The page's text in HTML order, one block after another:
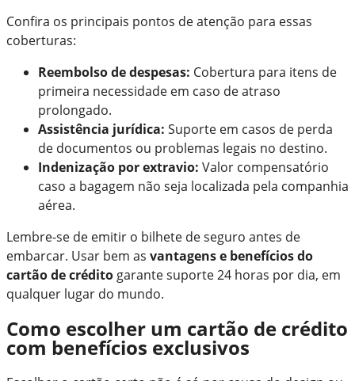
Confira os principais pontos de atenção para essas
coberturas:
Reembolso de despesas: Cobertura para itens de
primeira necessidade em caso de atraso
prolongado.
Assistência jurídica: Suporte em casos de perda
de documentos ou problemas legais no destino.
Indenização por extravio: Valor compensatório
caso a bagagem não seja localizada pela companhia
aérea.
Lembre-se de emitir o bilhete de seguro antes de
embarcar. Usar bem as vantagens e benefícios do
cartão de crédito garante suporte 24 horas por dia, em
qualquer lugar do mundo.
Como escolher um cartão de crédito
com benefícios exclusivos